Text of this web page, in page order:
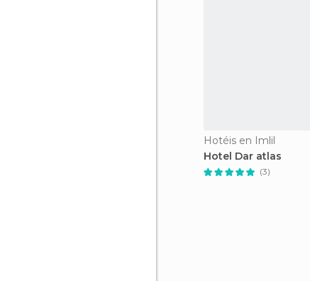
Hotéis en Imlil
Hotel Dar atlas
(3)